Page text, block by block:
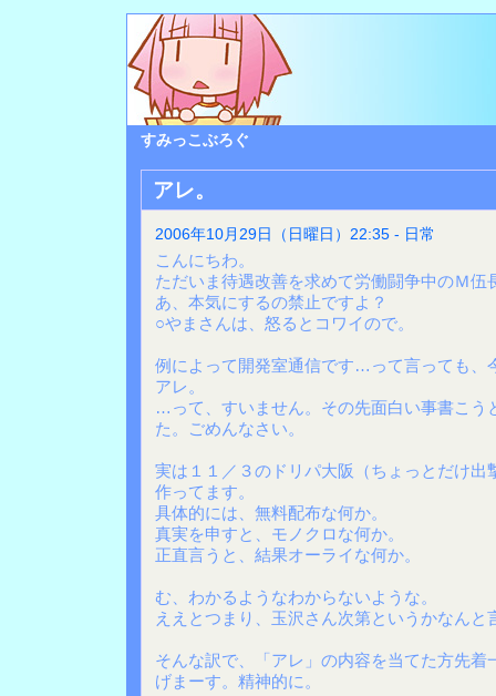
すみっこぶろぐ
アレ。
2006年10月29日（日曜日）22:35 - 日常
こんにちわ。
ただいま待遇改善を求めて労働闘争中のＭ伍
あ、本気にするの禁止ですよ？
○やまさんは、怒るとコワイので。
例によって開発室通信です…って言っても、
アレ。
…って、すいません。その先面白い事書こう
た。ごめんなさい。
実は１１／３のドリパ大阪（ちょっとだけ出
作ってます。
具体的には、無料配布な何か。
真実を申すと、モノクロな何か。
正直言うと、結果オーライな何か。
む、わかるようなわからないような。
ええとつまり、玉沢さん次第というかなん
そんな訳で、「アレ」の内容を当てた方先着
げまーす。精神的に。